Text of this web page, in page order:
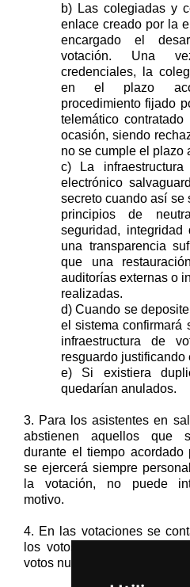
b) Las colegiadas y
enlace creado por la
encargado el
votación. Una
credenciales, la
en el plazo
procedimiento fijado
telemático
ocasión, siendo
no se cumple el plazo
c) La
electrónico
secreto cuando así se
principios de
seguridad,
una transparencia
que una
auditorías externas o
realizadas.
d) Cuando se
el sistema confirmará
infraestructura de
resguardo justificando
e) Si existiera
quedarían anulados.
3. Para los asistentes en
abstienen aquellos que
durante el tiempo
se ejercerá siempre
la votación, no puede
motivo.
4. En las votaciones se
los votos a favor, en contra
votos nulos